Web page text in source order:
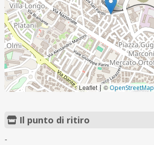
Leaflet|©OpenStreetMap
Il punto di ritiro
-